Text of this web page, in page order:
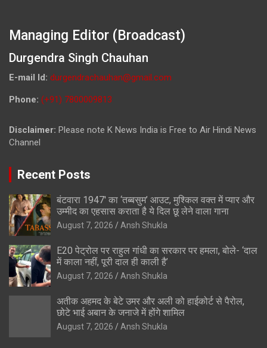
Managing Editor (Broadcast)
Durgendra Singh Chauhan
E-mail Id: durgendrachauhan@gmail.com
Phone: (+91) 7800009813
Disclaimer: Please note K News India is Free to Air Hindi News
Channel
Recent Posts
बंटवारा 1947′ का ‘तब्बसुम’ आउट, मुश्किल वक्त में प्यार और
उम्मीद का एहसास कराता है ये दिल छू लेने वाला गाना
August 7, 2026 Ansh Shukla
E20 पेट्रोल पर राहुल गांधी का सरकार पर हमला, बोले- ‘दाल
में काला नहीं, पूरी दाल ही काली है’
August 7, 2026 Ansh Shukla
अतीक अहमद के बेटे उमर और अली को हाईकोर्ट से पैरोल,
छोटे भाई अबान के जनाजे में होंगे शामिल
August 7, 2026 Ansh Shukla